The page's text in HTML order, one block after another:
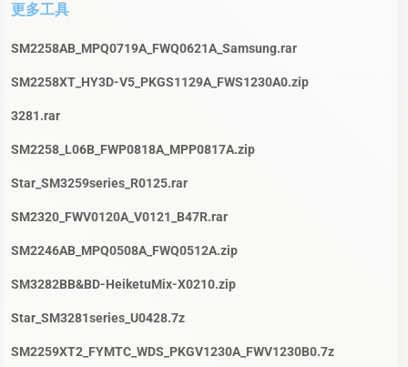
更多工具
SM2258AB_MPQ0719A_FWQ0621A_Samsung.rar
SM2258XT_HY3D-V5_PKGS1129A_FWS1230A0.zip
3281.rar
SM2258_L06B_FWP0818A_MPP0817A.zip
Star_SM3259series_R0125.rar
SM2320_FWV0120A_V0121_B47R.rar
SM2246AB_MPQ0508A_FWQ0512A.zip
SM3282BB&BD-HeiketuMix-X0210.zip
Star_SM3281series_U0428.7z
SM2259XT2_FYMTC_WDS_PKGV1230A_FWV1230B0.7z